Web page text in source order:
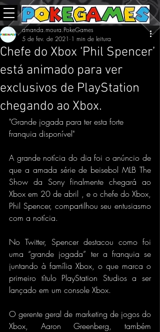
Chefe do Xbox ‘Phil Spencer’
está animado para ver
exclusivos de PlayStation
chegando ao Xbox.
amanda.moura.PokeGames
5 de fev. de 2021 1 min de leitura
"Grande jogada para ter esta forte
franquia disponível"
A grande notícia do dia foi o anúncio de
que a amada série de beisebol MLB The
Show da Sony finalmente chegará ao
Xbox em 20 de abril , e o chefe do Xbox,
Phil Spencer, compartilhou seu entusiasmo
com a notícia.
No Twitter, Spencer destacou como foi
uma “grande jogada” ter a franquia se
juntando à família Xbox, o que marca o
primeiro título PlayStation Studios a ser
lançado em um console Xbox.
O gerente geral de marketing de jogos do
Xbox, Aaron Greenberg, também